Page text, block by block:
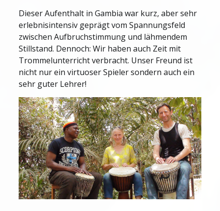
Dieser Aufenthalt in Gambia war kurz, aber sehr
erlebnisintensiv geprägt vom Spannungsfeld
zwischen Aufbruchstimmung und lähmendem
Stillstand. Dennoch: Wir haben auch Zeit mit
Trommelunterricht verbracht. Unser Freund ist
nicht nur ein virtuoser Spieler sondern auch ein
sehr guter Lehrer!